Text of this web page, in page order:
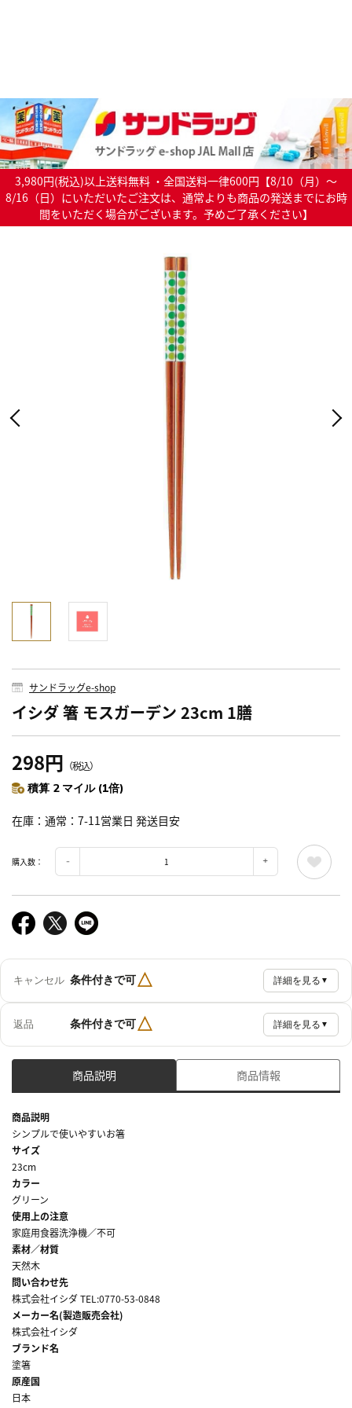
3,980円(税込)以上送料無料 ・全国送料一律600円【8/10（月）～
8/16（日）にいただいたご注文は、通常よりも商品の発送までにお時
間をいただく場合がございます。予めご了承ください】
サンドラッグe-shop
イシダ 箸 モスガーデン 23cm 1膳
298円 （税込）
積算 2 マイル (1倍)
在庫 通常：7-11営業日 発送目安
購入数：
キャンセル 条件付きで可△ 詳細を見る ▼
返品 条件付きで可△ 詳細を見る ▼
商品説明 商品情報
商品説明
シンプルで使いやすいお箸
サイズ
23cm
カラー
グリーン
使用上の注意
家庭用食器洗浄機／不可
素材／材質
天然木
問い合わせ先
株式会社イシダ TEL:0770-53-0848
メーカー名(製造販売会社)
株式会社イシダ
ブランド名
塗箸
原産国
日本